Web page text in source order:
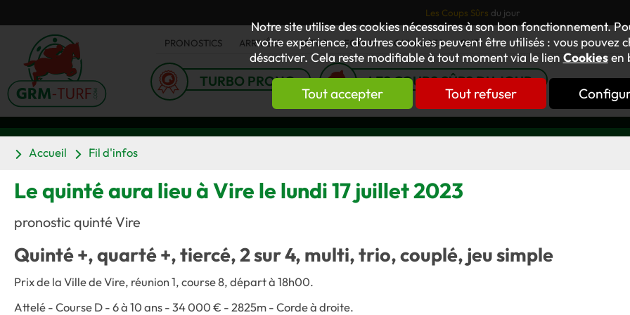
Notre site utilise des cookies nécessaires à son bon fonctionnement.
votre expérience, d’autres cookies peuvent être utilisés : vous pouvez
désactiver. Cela reste modifiable à tout moment via le lien Cookiesen
Tout accepter Tout refuser
Les Coups Sûrs du jour
PRONOSTICS ARRIVÉES ACTUS FORUM OUVRAGES GNT
TURBO PRONO LES COUPS SÛRS DU JOUR
Accueil Fil d'infos
Le quinté aura lieu à Vire le lundi 17 juillet 2023
pronostic quinté Vire
Quinté +, quarté +, tiercé, 2 sur 4, multi, trio, couplé, jeu simple
Prix de la Ville de Vire, réunion 1, course 8, départ à 18h00.
Attelé - Course D - 6 à 10 ans - 34 000 € - 2825m - Corde à droite.